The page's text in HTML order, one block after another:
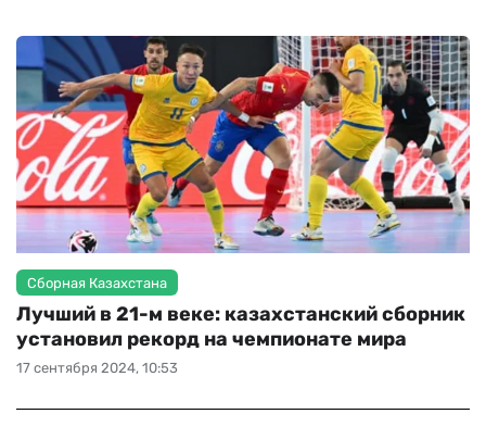
Сборная Казахстана
17 сентября 2024, 10:53
Лучший в 21-м веке: казахстанский сборник
установил рекорд на чемпионате мира